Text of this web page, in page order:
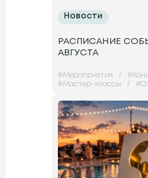
Новости
РАСПИСАНИЕ
АВГУСТА
#Мероприятия / #
#Мастер-классы / #